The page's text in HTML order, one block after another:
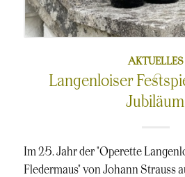
AKTUELLES
Langenloiser
Jubiläum
Im 25. Jahr der "Operette
Fledermaus" von Johann Strauss